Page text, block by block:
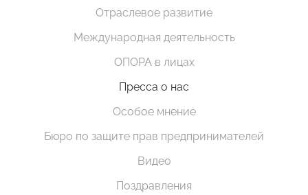
Отраслевое развитие
Международная деятельность
ОПОРА в лицах
Пресса о нас
Особое мнение
Бюро по защите прав предпринимателей
Видео
Поздравления